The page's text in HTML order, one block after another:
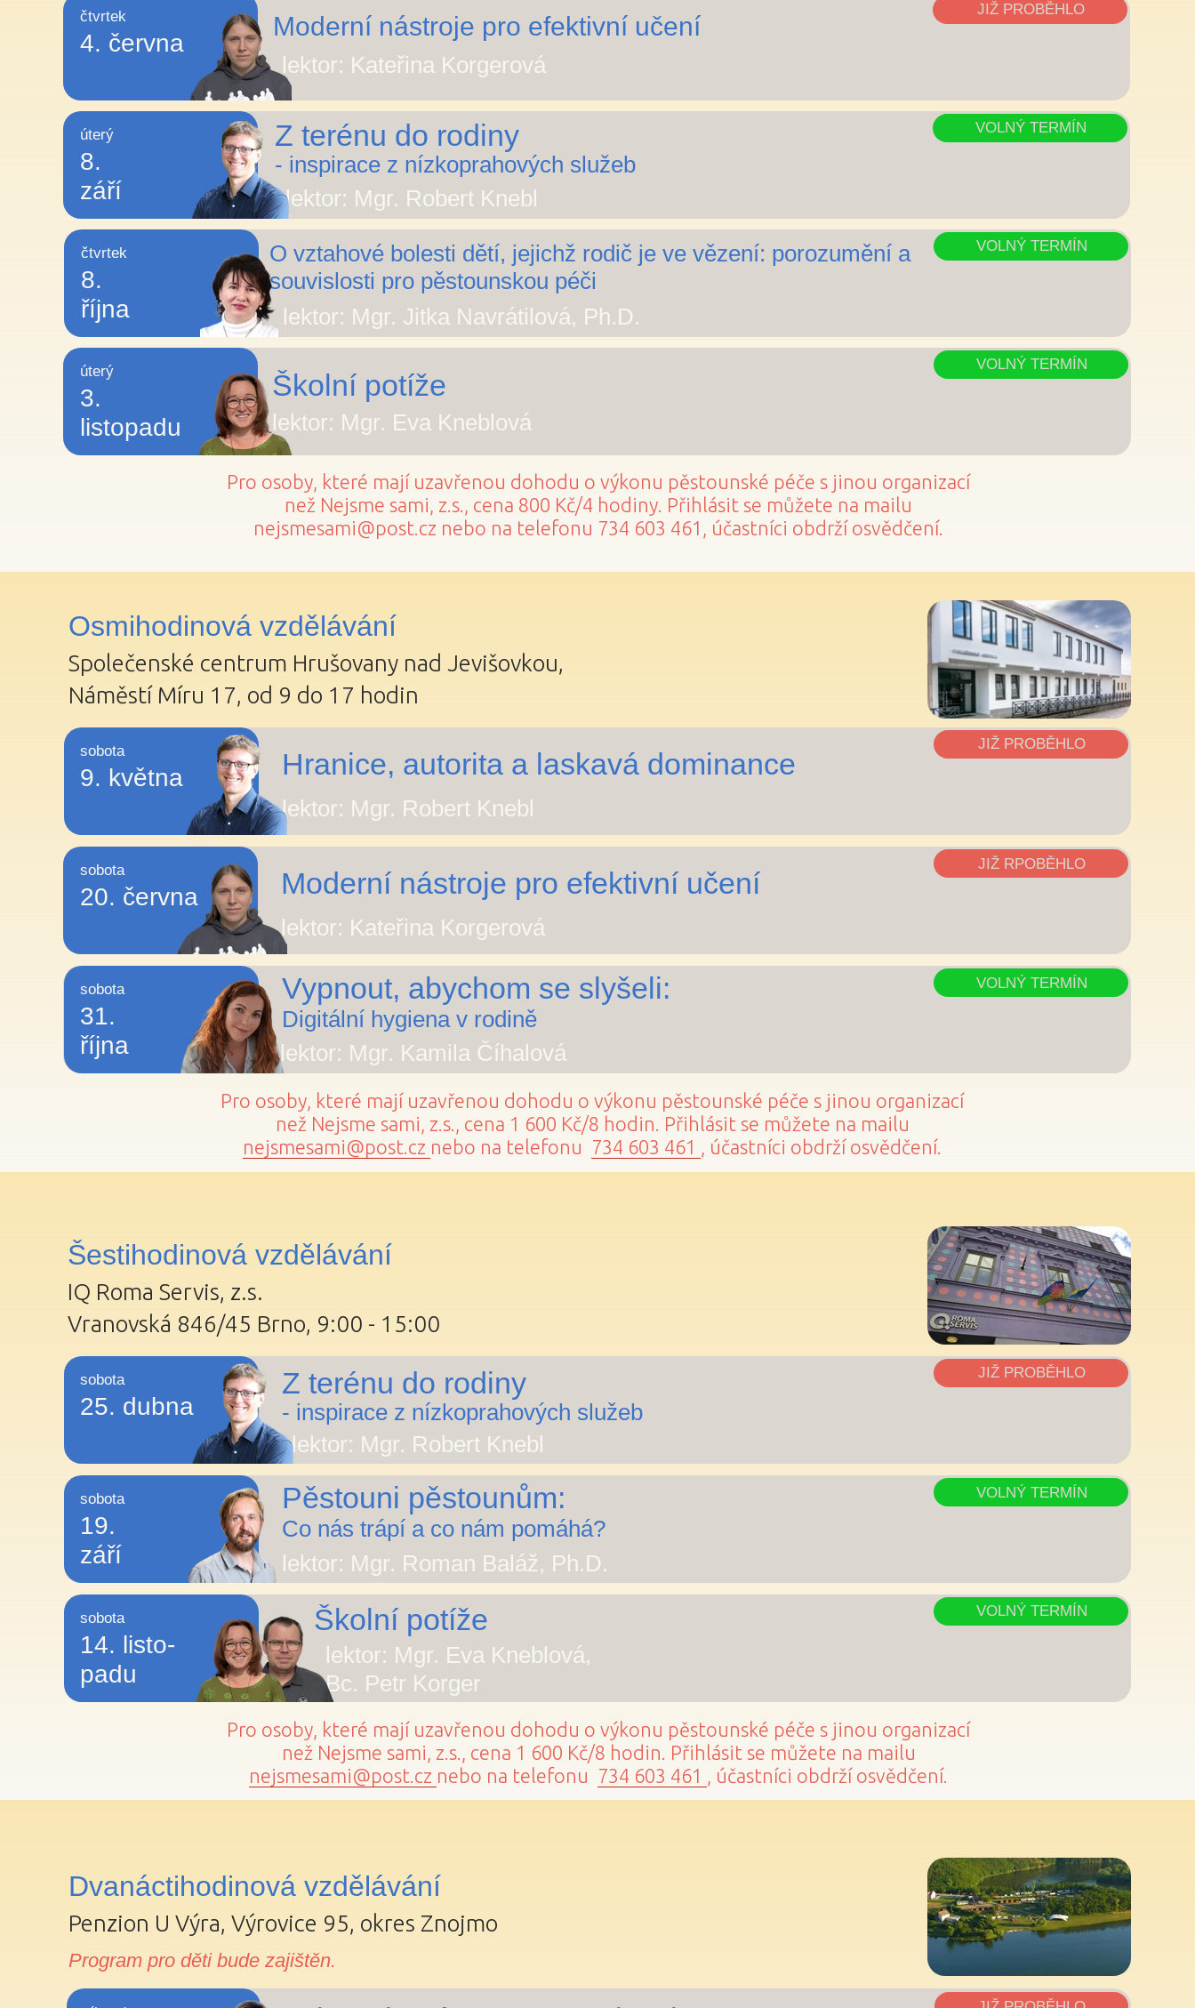
Pro osoby, které mají uzavřenou dohodu o výkonu pěstounské péče s jinou organizací
než Nejsme sami, z.s., cena 800 Kč/4 hodiny. Přihlásit se můžete na mailu
nejsmesami@post.cz nebo na telefonu 734 603 461, účastníci obdrží osvědčení.
VOLNÝ TERMÍN
úterý
3.
listopadu
lektor: Mgr. Eva Kneblová
Školní potíže
VOLNÝ TERMÍN
čtvrtek
8.
října
lektor: Mgr. Jitka Navrátilová, Ph.D.
O vztahové bolesti dětí, jejichž rodič je ve vězení: porozumění a
souvislosti pro pěstounskou péči
úterý
8.
září
VOLNÝ TERMÍN
lektor: Mgr. Robert Knebl
Z terénu do rodiny
- inspirace z nízkoprahových služeb
JIŽ PROBĚHLO
čtvrtek
4. června
lektor: Kateřina Korgerová
Moderní nástroje pro efektivní učení
Pro osoby, které mají uzavřenou dohodu o výkonu pěstounské péče s jinou organizací
než Nejsme sami, z.s., cena 1 600 Kč/8 hodin. Přihlásit se můžete na mailu
nejsmesami@post.cz nebo na telefonu 734 603 461 , účastníci obdrží osvědčení.
Osmihodinová vzdělávání
Společenské centrum Hrušovany nad Jevišovkou,
Náměstí Míru 17, od 9 do 17 hodin
VOLNÝ TERMÍN
sobota
31.
října
lektor: Mgr. Kamila Číhalová
Vypnout, abychom se slyšeli:
Digitální hygiena v rodině
JIŽ RPOBĚHLO
sobota
20. června
lektor: Kateřina Korgerová
Moderní nástroje pro efektivní učení
JIŽ PROBĚHLO
sobota
9. května
lektor: Mgr. Robert Knebl
Hranice, autorita a laskavá dominance
Pro osoby, které mají uzavřenou dohodu o výkonu pěstounské péče s jinou organizací
než Nejsme sami, z.s., cena 1 600 Kč/8 hodin. Přihlásit se můžete na mailu
nejsmesami@post.cz nebo na telefonu 734 603 461 , účastníci obdrží osvědčení.
VOLNÝ TERMÍN
sobota
14. listo-
padu
lektor: Mgr. Eva Kneblová,
Bc. Petr Korger
Školní potíže
VOLNÝ TERMÍN
sobota
19.
září
lektor: Mgr. Roman Baláž, Ph.D.
Pěstouni pěstounům:
Co nás trápí a co nám pomáhá?
JIŽ PROBĚHLO
sobota
25. dubna
lektor: Mgr. Robert Knebl
Z terénu do rodiny
- inspirace z nízkoprahových služeb
Šestihodinová vzdělávání
IQ Roma Servis, z.s.
Vranovská 846/45 Brno, 9:00 - 15:00
Program pro děti bude zajištěn.
Dvanáctihodinová vzdělávání
Penzion U Výra, Výrovice 95, okres Znojmo